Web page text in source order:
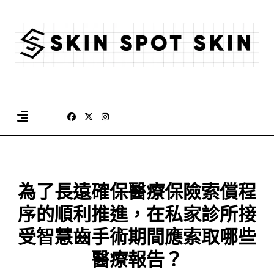
content
為了長遠確保醫療保險索償程
序的順利推進，在私家診所接
受智慧齒手術期間應索取哪些
醫療報告？